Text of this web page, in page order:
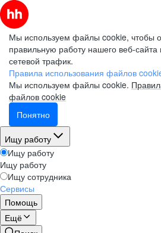
Мы используем файлы cookie, чтобы
правильную работу нашего веб-сайта
сетевой трафик.
Правила использования файлов
Мы используем файлы cookie.
файлов cookie
Понятно
Ищу работу
Ищу работу
Ищу работу
Ищу сотрудника
Сервисы
Помощь
Ещё